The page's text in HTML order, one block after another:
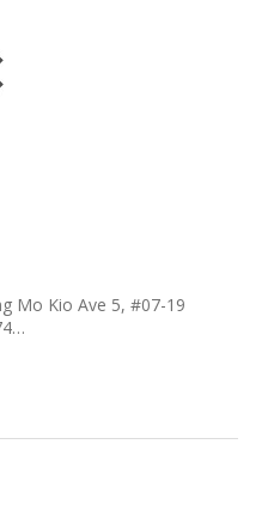
Mo Kio Ave 5, #07-19